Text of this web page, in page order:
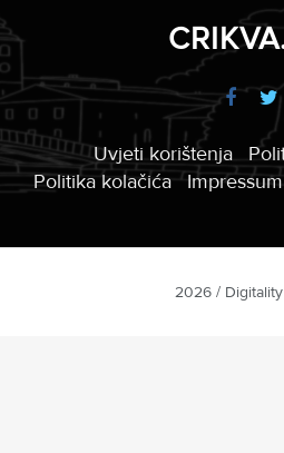
Uvjeti korištenja
Politika kolačića
Impressum
2026 /